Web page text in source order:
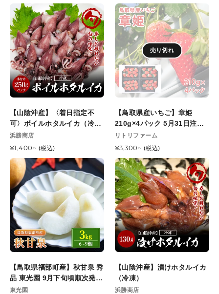
締
切
8
月
13
日
最
終
お
届
け
定
可
能
日
180g
格
農
園
9
月
中
旬
頃
発
始
予
定
価
格
【山
陰
沖
産】
〈着
日
指
定
不
ボ
イ
ル
ホ
タ
ル
イ
カ
（冷
蔵）
250g
パ
ッ
【山陰沖産】〈着日指定不
可〉ボイルホタルイカ（冷
蔵）250gパック
販
売
浜勝商店
通
常
価
格
¥1,400~ (税込)
【鳥
取
産
い
ち
ご】
章
姫
パ
ッ
ク
5
月
31
日
注
文
締
切
売り切れ
【鳥取県産いちご】章姫
210g×4パック 5月31日注文
締切
販
売
リトリファーム
通
常
価
格
¥3,300~ (税込)
【鳥
取
県
福
部
町
産】
秋
甘
秀
品
東
【鳥取県福部町産】秋甘泉 秀
品 東光園 9月下旬頃順次発送
開始予定
販
東光園
【山
陰
沖
産】
漬
け
ホ
タ
ル
カ
（冷
凍）
【山陰沖産】漬けホタルイカ
（冷凍）
販
浜勝商店